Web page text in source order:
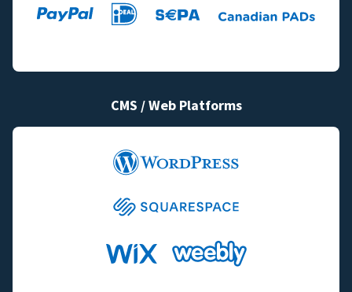
CMS / Web Platforms